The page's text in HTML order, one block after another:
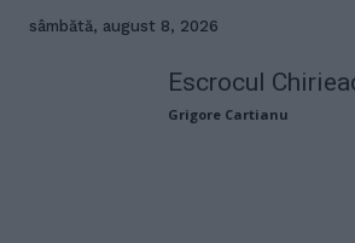
sâmbătă, august 8, 2026
Escrocul
Grigore Cartianu